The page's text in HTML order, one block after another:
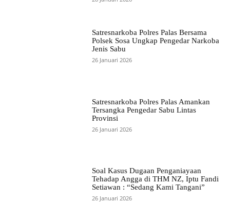
Satresnarkoba Polres Palas Bersama
Polsek Sosa Ungkap Pengedar Narkoba
Jenis Sabu
26 Januari 2026
Satresnarkoba Polres Palas Amankan
Tersangka Pengedar Sabu Lintas
Provinsi
26 Januari 2026
Soal Kasus Dugaan Penganiayaan
Tehadap Angga di THM NZ, Iptu Fandi
Setiawan : “Sedang Kami Tangani”
26 Januari 2026